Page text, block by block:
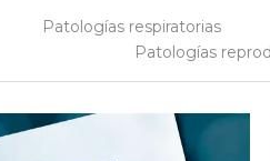
Patologías respiratorias
Patologías